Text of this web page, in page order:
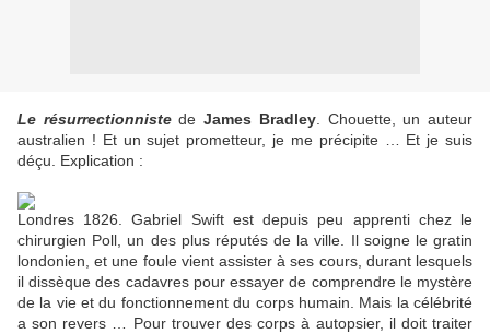
Le résurrectionnistedeJames Bradley. Chouette, un auteur
australien ! Et un sujet prometteur, je me précipite … Et je suis
déçu. Explication :
Londres 1826. Gabriel Swift est depuis peu apprenti chez le
chirurgien Poll, un des plus réputés de la ville. Il soigne le gratin
londonien, et une foule vient assister à ses cours, durant lesquels
il dissèque des cadavres pour essayer de comprendre le mystère
de la vie et du fonctionnement du corps humain. Mais la célébrité
a son revers … Pour trouver des corps à autopsier, il doit traiter